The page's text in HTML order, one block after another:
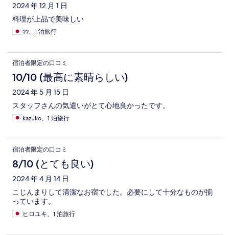
2024 年 12 月 1 日
料理が上品で美味しい
??、1 泊旅行
宿泊者限定の口コミ
10/10 (最高に素晴らしい)
2024 年 5 月 15 日
スタッフさんの気遣いがとて心地良かったです。
kazuko、1 泊旅行
宿泊者限定の口コミ
8/10 (とても良い)
2024 年 4 月 14 日
こじんまりして清潔なお宿でした。必要にして十分なものが揃
っています。
ヒロユキ、1 泊旅行